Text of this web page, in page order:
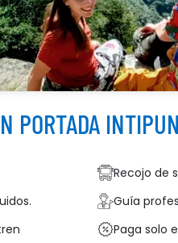
PORTADA
Recojo de
Guía
Paga solo